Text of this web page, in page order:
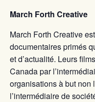
March Forth Creative
March Forth Creative
documentaires primés
et d’actualité. Leurs
Canada par
organisations à but non
l’intermédiaire de